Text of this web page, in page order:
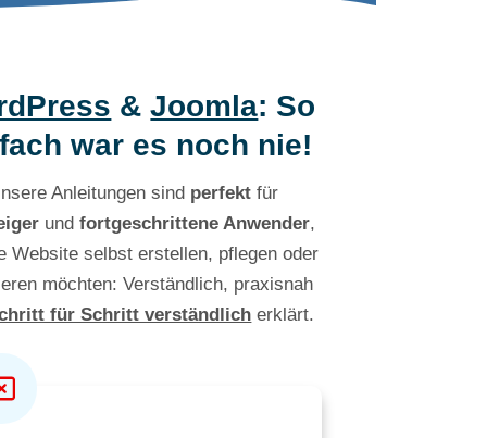
&Joomla: So
war es noch nie!
Anleitungen sind perfektfür
und fortgeschrittene Anwender,
Website selbst erstellen, pflegen oder
möchten: Verständlich, praxisnah
für Schritt verständlich erklärt.